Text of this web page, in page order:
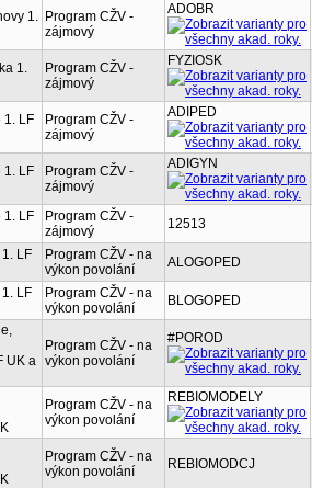
1. Program CŽV -
zájmový
ADOBR
1.
Program CŽV -
zájmový
FYZIOSK
1. LF
Program CŽV -
zájmový
ADIPED
1. LF
Program CŽV -
zájmový
ADIGYN
1. LF
Program CŽV -
zájmový
12513
LF
Program CŽV - na
výkon povolání
ALOGOPED
LF
Program CŽV - na
výkon povolání
BLOGOPED
UK a
Program CŽV - na
výkon povolání
#POROD
Program CŽV - na
výkon povolání
REBIOMODELY
Program CŽV - na
výkon povolání
REBIOMODCJ